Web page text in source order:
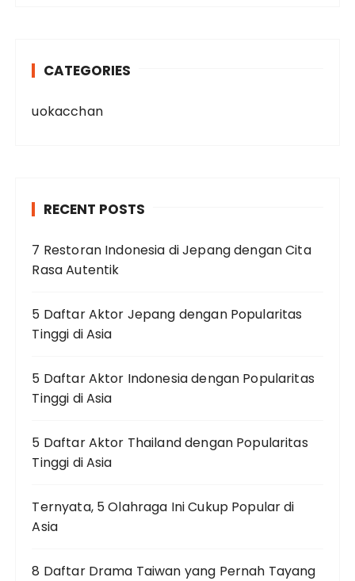
CATEGORIES
uokacchan
RECENT POSTS
7 Restoran Indonesia di Jepang dengan Cita
Rasa Autentik
5 Daftar Aktor Jepang dengan Popularitas
Tinggi di Asia
5 Daftar Aktor Indonesia dengan Popularitas
Tinggi di Asia
5 Daftar Aktor Thailand dengan Popularitas
Tinggi di Asia
Ternyata, 5 Olahraga Ini Cukup Popular di
Asia
8 Daftar Drama Taiwan yang Pernah Tayang